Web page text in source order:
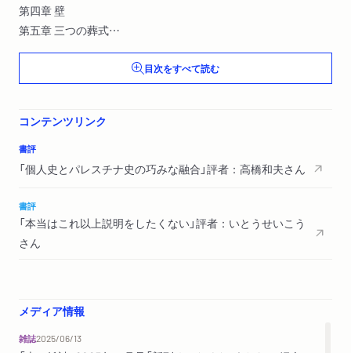
第四章 壁
第五章 三つの葬式
エピローグ
謝辞
出典
用語索引
地名索引
目次をすべて読む
コンテンツリンク
書評
「個人史とパレスチナ史の巧みな融合」評者：高橋和夫さん
書評
「本当はこれ以上説明をしたくない」評者：いとうせいこう
さん
メディア情報
雑誌2025/06/13